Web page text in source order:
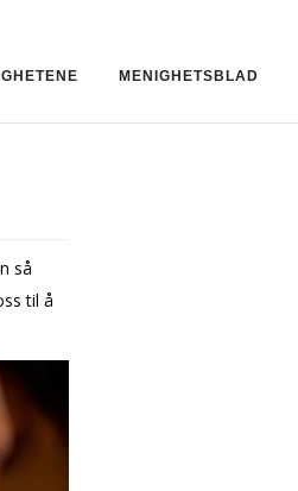
MENIGHETSBLAD
så
til å